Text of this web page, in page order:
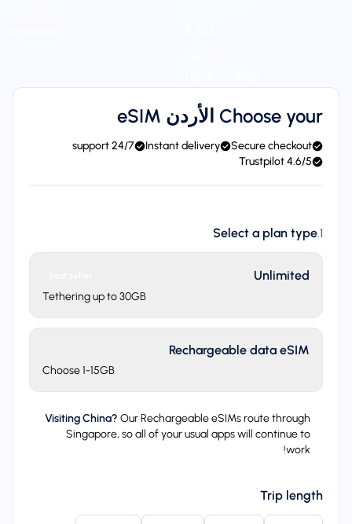
Choose your الأردن eSIM
Secure checkout
Instant delivery
24/7 support
4.6/5 Trustpilot
1
.
Select a plan type
Unlimited
Tethering up to 30GB
Rechargeable data eSIM
Choose 1-15GB
Visiting China? Our Rechargeable eSIMs route through
Singapore, so all of your usual apps will continue to
work!
Trip length